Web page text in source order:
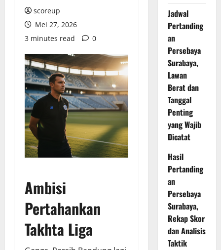
scoreup
Mei 27, 2026
3 minutes read
0
Ambisi
Pertahankan
Takhta Liga
Jadwal
Pertanding
an
Persebaya
Surabaya,
Lawan
Berat dan
Tanggal
Penting
yang Wajib
Dicatat
Hasil
Pertanding
an
Persebaya
Surabaya,
Rekap Skor
dan Analisis
Taktik